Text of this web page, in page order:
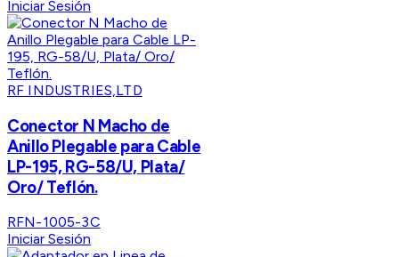
Iniciar Sesión
RF INDUSTRIES,LTD
Conector N Macho de
Anillo Plegable para Cable
LP-195, RG-58/U, Plata/
Oro/ Teflón.
RFN-1005-3C
Iniciar Sesión